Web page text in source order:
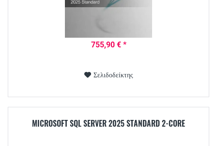
755,90 € *
Σελιδοδείκτης
MICROSOFT SQL SERVER 2025 STANDARD 2-CORE